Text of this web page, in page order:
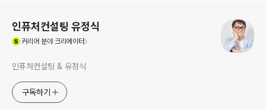
인퓨처컨설팅 유정식
커리어 분야 크리에이터
인퓨처컨설팅 & 유정식
구독하기